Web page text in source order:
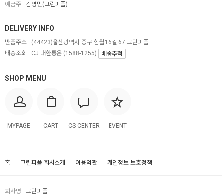
예금주 : 김영민(그린피플)
SHOP MENU
MYPAGE CART CS CENTER EVENT
DELIVERY INFO
반품주소 : (44423)울산광역시 중구 함월16길 67 그린피플
배송조회 : CJ 대한통운 (1588-1255)
배송추적
홈 그린피플 회사소개 이용약관 개인정보 보호정책
회사명 : 그린피플